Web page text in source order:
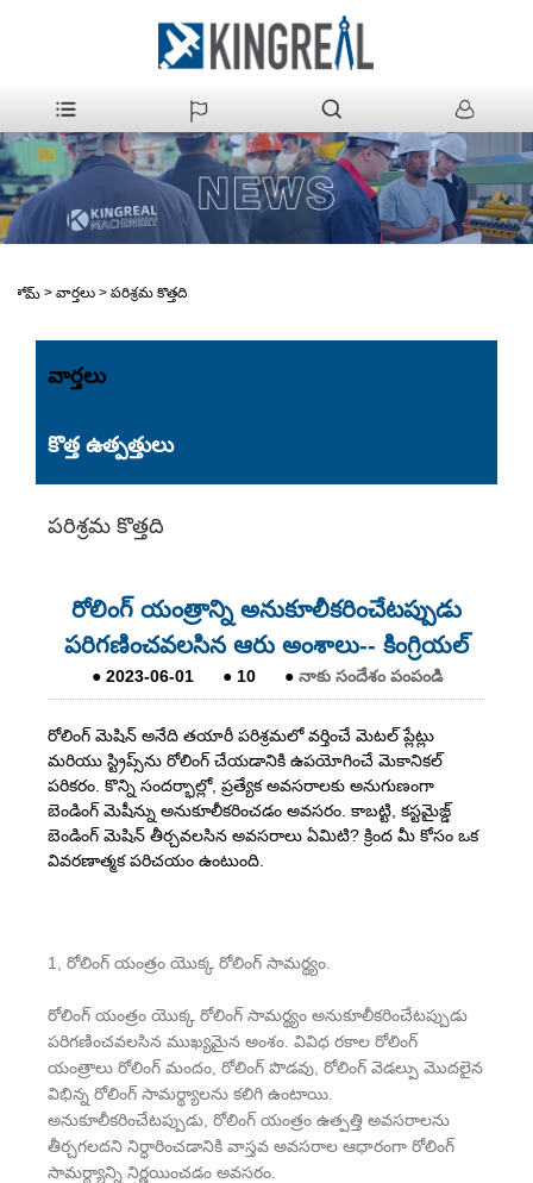
హోమ్ > వార్తలు > పరిశ్రమ కొత్తది
వార్తలు
కొత్త ఉత్పత్తులు
పరిశ్రమ కొత్తది
రోలింగ్ యంత్రాన్ని అనుకూలీకరించేటప్పుడు
పరిగణించవలసిన ఆరు అంశాలు-- కింగ్రియల్
● 2023-06-01 ● 10 ● నాకు సందేశం పంపండి
రోలింగ్ మెషిన్ అనేది తయారీ పరిశ్రమలో వర్తించే మెటల్ ప్లేట్లు
మరియు స్ట్రిప్స్‌ను రోలింగ్ చేయడానికి ఉపయోగించే మెకానికల్
పరికరం. కొన్ని సందర్భాల్లో, ప్రత్యేక అవసరాలకు అనుగుణంగా
బెండింగ్ మెషీన్ను అనుకూలీకరించడం అవసరం. కాబట్టి, కస్టమైజ్డ్
బెండింగ్ మెషిన్ తీర్చవలసిన అవసరాలు ఏమిటి? క్రింద మీ కోసం ఒక
వివరణాత్మక పరిచయం ఉంటుంది.
1, రోలింగ్ యంత్రం యొక్క రోలింగ్ సామర్థ్యం.
రోలింగ్ యంత్రం యొక్క రోలింగ్ సామర్థ్యం అనుకూలీకరించేటప్పుడు
పరిగణించవలసిన ముఖ్యమైన అంశం. వివిధ రకాల రోలింగ్
యంత్రాలు రోలింగ్ మందం, రోలింగ్ పొడవు, రోలింగ్ వెడల్పు మొదలైన
విభిన్న రోలింగ్ సామర్థ్యాలను కలిగి ఉంటాయి.
అనుకూలీకరించేటప్పుడు, రోలింగ్ యంత్రం ఉత్పత్తి అవసరాలను
తీర్చగలదని నిర్ధారించడానికి వాస్తవ అవసరాల ఆధారంగా రోలింగ్
సామర్థ్యాన్ని నిర్ణయించడం అవసరం.